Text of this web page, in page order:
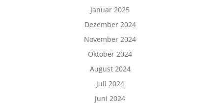
Januar 2025
Dezember 2024
November 2024
Oktober 2024
August 2024
Juli 2024
Juni 2024